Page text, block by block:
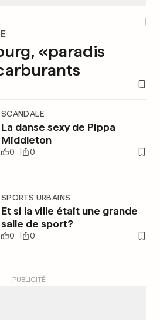
«paradis
SCANDALE
La danse sexy de Pippa
Middleton
0 0
SPORTS URBAINS
Et si la ville était une grande
salle de sport?
0 0
PUBLICITÉ